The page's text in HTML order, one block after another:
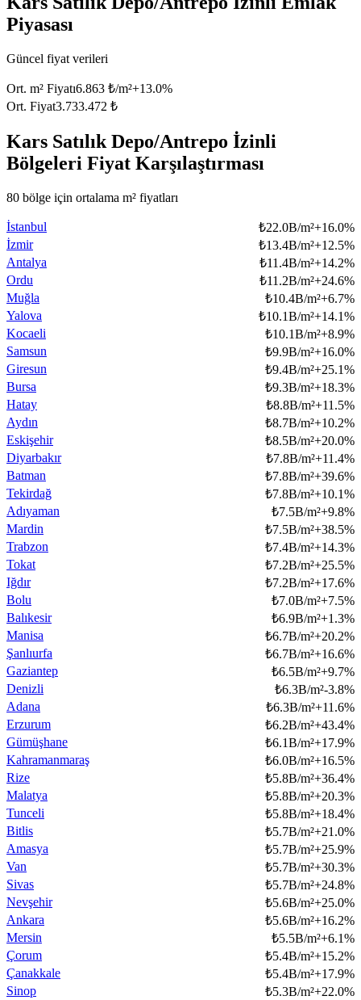
Piyasası
Güncel fiyat verileri
Ort. m² Fiyatı6.863 ₺/m²+13.0%
Ort. Fiyat3.733.472 ₺
Kars Satılık Depo/Antrepo İzinli
Bölgeleri Fiyat Karşılaştırması
80 bölge için ortalama m² fiyatları
İstanbul ₺22.0B/m²+16.0%
İzmir
₺13.4B/m²+12.5%
Antalya
₺11.4B/m²+14.2%
Ordu
₺11.2B/m²+24.6%
Muğla
₺10.4B/m²+6.7%
Yalova
₺10.1B/m²+14.1%
Kocaeli
₺10.1B/m²+8.9%
Samsun
₺9.9B/m²+16.0%
Giresun
₺9.4B/m²+25.1%
Bursa
₺9.3B/m²+18.3%
Hatay
₺8.8B/m²+11.5%
Aydın
₺8.7B/m²+10.2%
Eskişehir
₺8.5B/m²+20.0%
Diyarbakır
₺7.8B/m²+11.4%
Batman
₺7.8B/m²+39.6%
Tekirdağ
₺7.8B/m²+10.1%
Adıyaman
₺7.5B/m²+9.8%
Mardin
₺7.5B/m²+38.5%
Trabzon
₺7.4B/m²+14.3%
Tokat
₺7.2B/m²+25.5%
Iğdır
₺7.2B/m²+17.6%
Bolu
₺7.0B/m²+7.5%
Balıkesir
₺6.9B/m²+1.3%
Manisa
₺6.7B/m²+20.2%
Şanlıurfa
₺6.7B/m²+16.6%
Gaziantep
₺6.5B/m²+9.7%
Denizli
₺6.3B/m²-3.8%
Adana
₺6.3B/m²+11.6%
Erzurum
₺6.2B/m²+43.4%
Gümüşhane
₺6.1B/m²+17.9%
Kahramanmaraş
₺6.0B/m²+16.5%
Rize
₺5.8B/m²+36.4%
Malatya
₺5.8B/m²+20.3%
Tunceli
₺5.8B/m²+18.4%
Bitlis
₺5.7B/m²+21.0%
Amasya
₺5.7B/m²+25.9%
Van
₺5.7B/m²+30.3%
Sivas
₺5.7B/m²+24.8%
Nevşehir
₺5.6B/m²+25.0%
Ankara
₺5.6B/m²+16.2%
Mersin
₺5.5B/m²+6.1%
Çorum
₺5.4B/m²+15.2%
Çanakkale
₺5.4B/m²+17.9%
Sinop
₺5.3B/m²+22.0%